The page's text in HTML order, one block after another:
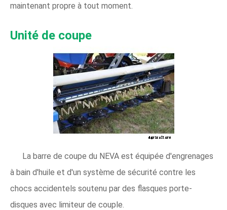
maintenant propre à tout moment.
Unité de coupe
La barre de coupe du NEVA est équipée d'engrenages
à bain d'huile et d'un système de sécurité contre les
chocs accidentels soutenu par des flasques porte-
disques avec limiteur de couple.